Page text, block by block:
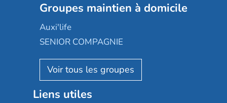
Les jardins d'Arcadie
Occitalia
Appartseniors
Reseda
Stella management
Les villages d'or
Groupe SOS
Le Noble Âge
Almage
Résidalya
Groupe aplus
Groupes maintien à domicile
Auxi'life
SENIOR COMPAGNIE
AGE D'OR Services
Liens utiles